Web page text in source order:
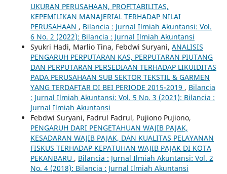
UKURAN PERUSAHAAN, PROFITABILITAS,
KEPEMILIKAN MANAJERIAL TERHADAP NILAI
PERUSAHAAN , Bilancia : Jurnal Ilmiah Akuntansi: Vol.
6 No. 2 (2022): Bilancia : Jurnal Ilmiah Akuntansi
Syukri Hadi, Marlio Tina, Febdwi Suryani, ANALISIS
PENGARUH PERPUTARAN KAS, PERPUTARAN PIUTANG
DAN PERPUTARAN PERSEDIAAN TERHADAP LIKUIDITAS
PADA PERUSAHAAN SUB SEKTOR TEKSTIL & GARMEN
YANG TERDAFTAR DI BEI PERIODE 2015-2019 , Bilancia
: Jurnal Ilmiah Akuntansi: Vol. 5 No. 3 (2021): Bilancia :
Jurnal Ilmiah Akuntansi
Febdwi Suryani, Fadrul Fadrul, Pujiono Pujiono,
PENGARUH DARI PENGETAHUAN WAJIB PAJAK,
KESADARAN WAJIB PAJAK, DAN KUALITAS PELAYANAN
FISKUS TERHADAP KEPATUHAN WAJIB PAJAK DI KOTA
PEKANBARU , Bilancia : Jurnal Ilmiah Akuntansi: Vol. 2
No. 4 (2018): Bilancia : Jurnal Ilmiah Akuntansi